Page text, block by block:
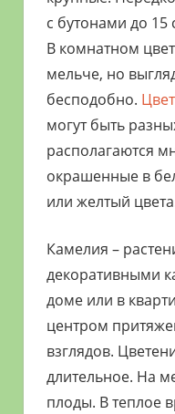
с бутонами до 15
В комнатном
мельче, но
бесподобно.
могут быть
располагаются
окрашенные в
или желтый
Камелия –
декоративными
доме или в
центром
взглядов.
длительное. На
плоды. В теплое